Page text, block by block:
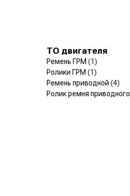
ТО двигателя
Ремень ГРМ (1)
Ролики ГРМ (1)
Ремень приводной (4)
Ролик ремня приводного